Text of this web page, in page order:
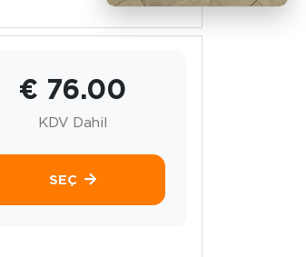
€ 76.00
KDV Dahil
SEÇ